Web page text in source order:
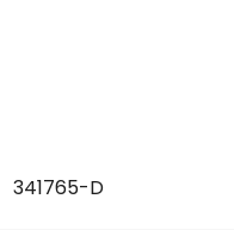
341765-D